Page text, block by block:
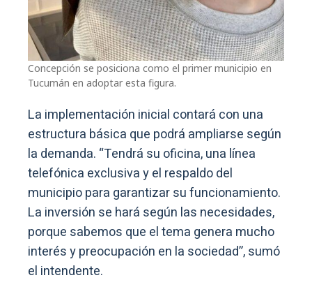
Concepción se posiciona como el primer municipio en
Tucumán en adoptar esta figura.
La implementación inicial contará con una
estructura básica que podrá ampliarse según
la demanda. “Tendrá su oficina, una línea
telefónica exclusiva y el respaldo del
municipio para garantizar su funcionamiento.
La inversión se hará según las necesidades,
porque sabemos que el tema genera mucho
interés y preocupación en la sociedad”, sumó
el intendente.